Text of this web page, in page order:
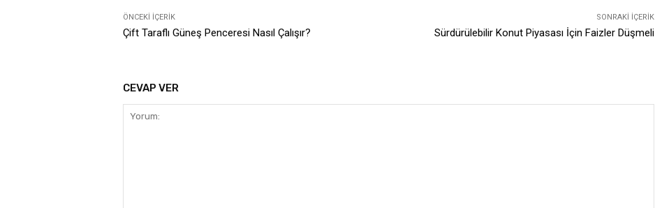
ÖNCEKI İÇERIK
Çift Taraflı Güneş Penceresi Nasıl Çalışır?
SONRAKI İÇERIK
Sürdürülebilir Konut Piyasası İçin Faizler Düşmeli
CEVAP VER